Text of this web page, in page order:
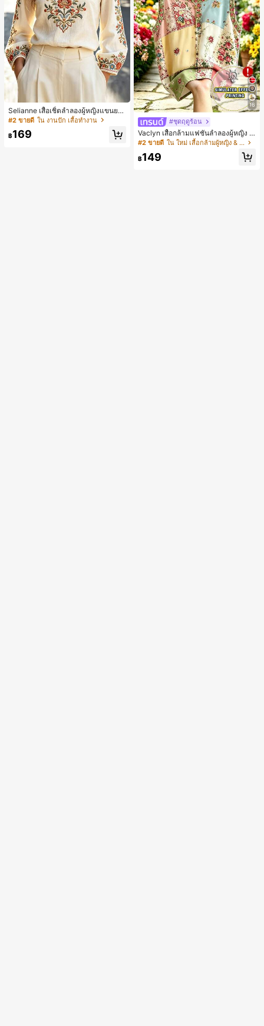
Selianne เสื้อเชิ้ตลำลองผู้หญิงแขนยา
ว คอวีเว้า ลายดอกไม้
#2 ขายดี ใน งานปัก เสื้อทำงาน
฿169
16
#ชุดฤดูร้อน
Vaclyn เสื้อกล้ามแฟชั่นลำลองผู้หญิง ล
ายแพตช์เวิร์ก แขนกุด คอกลม ติดกระดุ
#2 ขายดี ใน ใหม่ เสื้อกล้ามผู้หญิง & Camis
฿149